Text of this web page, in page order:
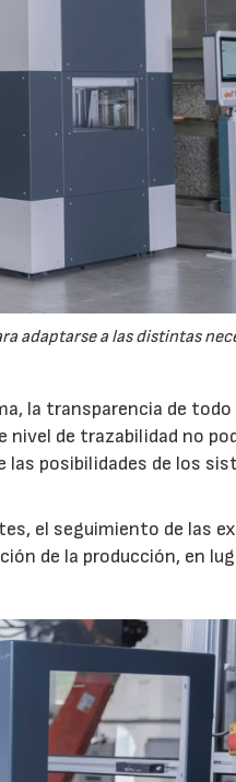
adaptarse a las distintas
la transparencia de todo
de trazabilidad no
las posibilidades de los
el seguimiento de las
de la producción, en